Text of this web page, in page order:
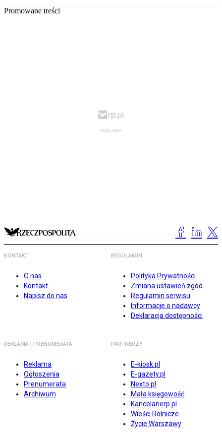
Promowane treści
KONTAKT
O nas
Kontakt
Napisz do nas
REGULAMIN
Polityka Prywatności
Zmiana ustawień zgód
Regulamin serwisu
Informacje o nadawcy
Deklaracja dostępności
REKLAMA I PRENUMERATA
Reklama
Ogłoszenia
Prenumerata
Archiwum
PARTNERZY
E-kiosk.pl
E-gazety.pl
Nexto.pl
Mała księgowość
Kancelarierp.pl
Wieści Rolnicze
Życie Warszawy